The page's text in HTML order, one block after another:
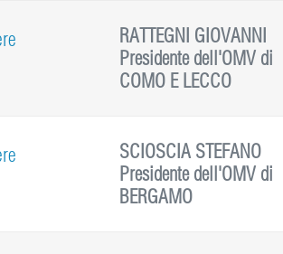
RATTEGNI GIOVANNI
Presidente dell'OMV di
COMO E LECCO
SCIOSCIA STEFANO
Presidente dell'OMV di
BERGAMO